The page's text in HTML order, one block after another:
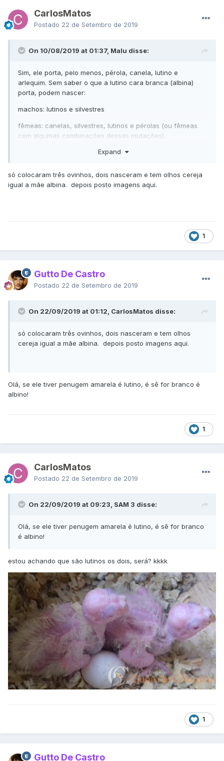
CarlosMatos
Postado 22 de Setembro de 2019
On 10/08/2019 at 01:37, Malu disse:
Sim, ele porta, pelo menos, pérola, canela, lutino e
arlequim. Sem saber o que a lutino cara branca (albina)
porta, podem nascer:
machos: lutinos e silvestres
fêmeas: canelas, silvestres, lutinos e pérolas (ou fêmeas
com algumas combinações dessas mutações).
Ele pode também portar cara branca, se a mãe ou o pai
Expand
só colocaram três ovinhos, dois nasceram e tem olhos cereja
igual a mãe albina. depois posto imagens aqui.
1
Gutto De Castro
Postado 22 de Setembro de 2019
On 22/09/2019 at 01:12, CarlosMatos disse:
só colocaram três ovinhos, dois nasceram e tem olhos
cereja igual a mãe albina. depois posto imagens aqui.
Olá, se ele tiver penugem amarela é lutino, é sê for branco é
albino!
1
CarlosMatos
Postado 22 de Setembro de 2019
On 22/09/2019 at 09:23, SAM 3 disse:
Olá, se ele tiver penugem amarela é lutino, é sê for branco
é albino!
estou achando que são lutinos os dois, será? kkkk
1
Gutto De Castro